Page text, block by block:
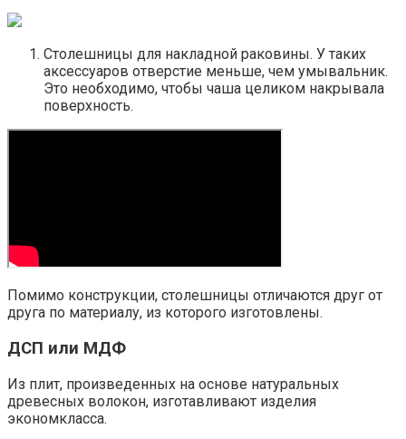
Столешницы для накладной раковины. У таких
аксессуаров отверстие меньше, чем умывальник.
Это необходимо, чтобы чаша целиком накрывала
поверхность.
Помимо конструкции, столешницы отличаются друг от
друга по материалу, из которого изготовлены.
ДСП или МДФ
Из плит, произведенных на основе натуральных
древесных волокон, изготавливают изделия
экономкласса.